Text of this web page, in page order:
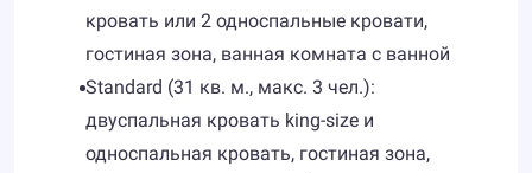
кровать или 2 односпальные кровати,
гостиная зона, ванная комната с ванной
Standard (31 кв. м., макс. 3 чел.):
двуспальная кровать king-size и
односпальная кровать, гостиная зона,